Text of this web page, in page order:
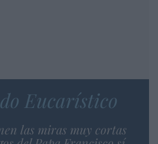
Eucarístico
las miras muy cortas